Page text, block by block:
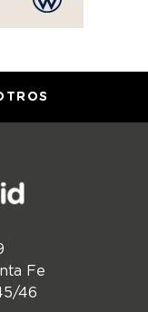
Fe
46